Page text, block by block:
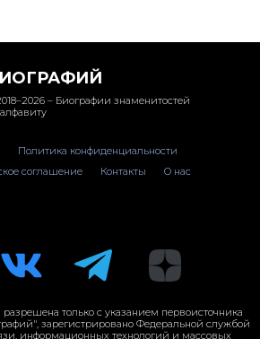
– Биографии знаменитостей
Политика конфиденциальности
соглашение
Контакты О нас
только с указанием первоисточника
зарегистрировано Федеральной службой
информационных технологий и массовых